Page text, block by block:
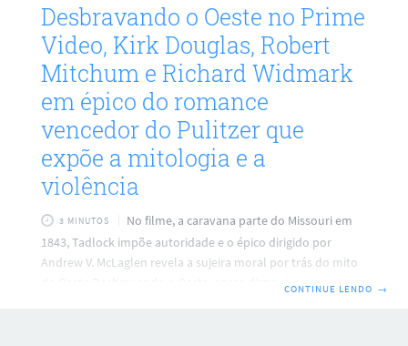
Desbravando o Oeste no Prime
Video, Kirk Douglas, Robert
Mitchum e Richard Widmark
em épico do romance
vencedor do Pulitzer que
expõe a mitologia e a
violência
3 MINUTOS
No filme, a caravana parte do Missouri em
1843, Tadlock impõe autoridade e o épico dirigido por
Andrew V. McLaglen revela a sujeira moral por trás do mito
do Oeste Desbravando o Oeste, agora disponível no Prime
CONTINUE LENDO →